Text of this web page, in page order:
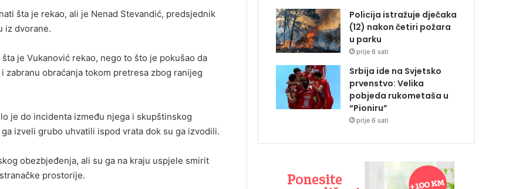
šta je rekao, ali je Nenad Stevandić, predsjednik
iz dvorane.
je Vukanović rekao, nego to što je pokušao da
obraćanja tokom pretresa zbog ranijeg
je do incidenta između njega i skupštinskog
izveli grubo uhvatili ispod vrata dok su ga izvodili.
obezbjeđenja, ali su ga na kraju uspjele smirit
prostorije.
Policija istražuje dječaka
(12) nakon četiri požara
u parku
prije 6 sati
Srbija ide na Svjetsko
prvenstvo: Velika
pobjeda rukometaša u
“Pioniru”
prije 6 sati